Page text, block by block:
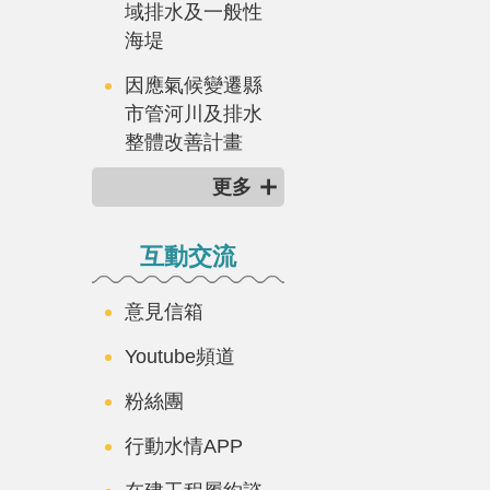
域排水及一般性
海堤
因應氣候變遷縣
市管河川及排水
整體改善計畫
更多
互動交流
意見信箱
Youtube頻道
粉絲團
行動水情APP